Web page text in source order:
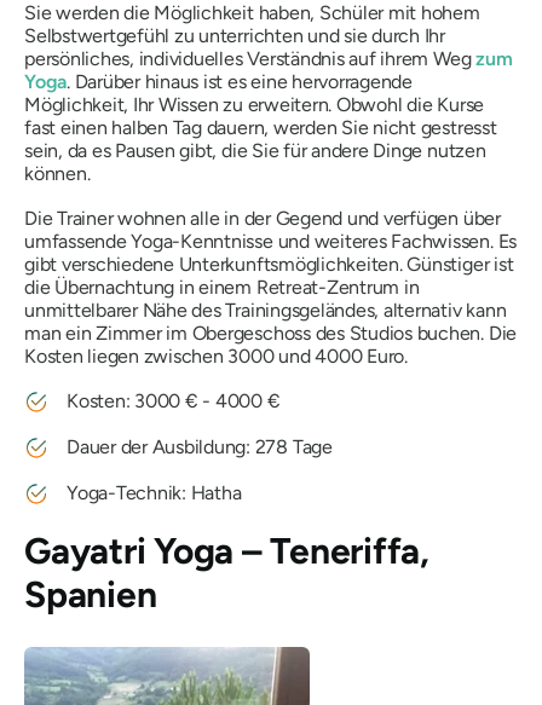
Sie werden die Möglichkeit haben, Schüler mit hohem
Selbstwertgefühl zu unterrichten und sie durch Ihr
persönliches, individuelles Verständnis auf ihrem Wegzum
Yoga. Darüber hinaus ist es eine hervorragende
Möglichkeit, Ihr Wissen zu erweitern. Obwohl die Kurse
fast einen halben Tag dauern, werden Sie nicht gestresst
sein, da es Pausen gibt, die Sie für andere Dinge nutzen
können.
Die Trainer wohnen alle in der Gegend und verfügen über
umfassende Yoga-Kenntnisse und weiteres Fachwissen. Es
gibt verschiedene Unterkunftsmöglichkeiten. Günstiger ist
die Übernachtung in einem Retreat-Zentrum in
unmittelbarer Nähe des Trainingsgeländes, alternativ kann
man ein Zimmer im Obergeschoss des Studios buchen. Die
Kosten liegen zwischen 3000 und 4000 Euro.
Kosten: 3000 € - 4000 €
Dauer der Ausbildung: 278 Tage
Yoga-Technik: Hatha
Gayatri Yoga – Teneriffa,
Spanien